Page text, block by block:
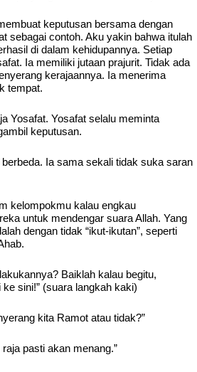
keputusan bersama dengan
sebagai contoh. Aku yakin bahwa itulah
di dalam kehidupannya. Setiap
Ia memiliki jutaan prajurit. Tidak ada
kerajaannya. Ia menerima
tempat.
Yosafat. Yosafat selalu meminta
keputusan.
Ia sama sekali tidak suka saran
kelompokmu kalau engkau
untuk mendengar suara Allah. Yang
dengan tidak “ikut-ikutan”, seperti
Baiklah kalau begitu,
sini!” (suara langkah kaki)
kita Ramot atau tidak?”
pasti akan menang.”